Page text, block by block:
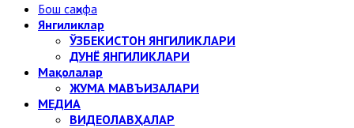
Бош саҳифа
Янгиликлар
ЎЗБЕКИСТОН ЯНГИЛИКЛАРИ
ДУНЁ ЯНГИЛИКЛАРИ
Мақолалар
ЖУМА МАВЪИЗАЛАРИ
МЕДИА
ВИДЕОЛАВҲАЛАР